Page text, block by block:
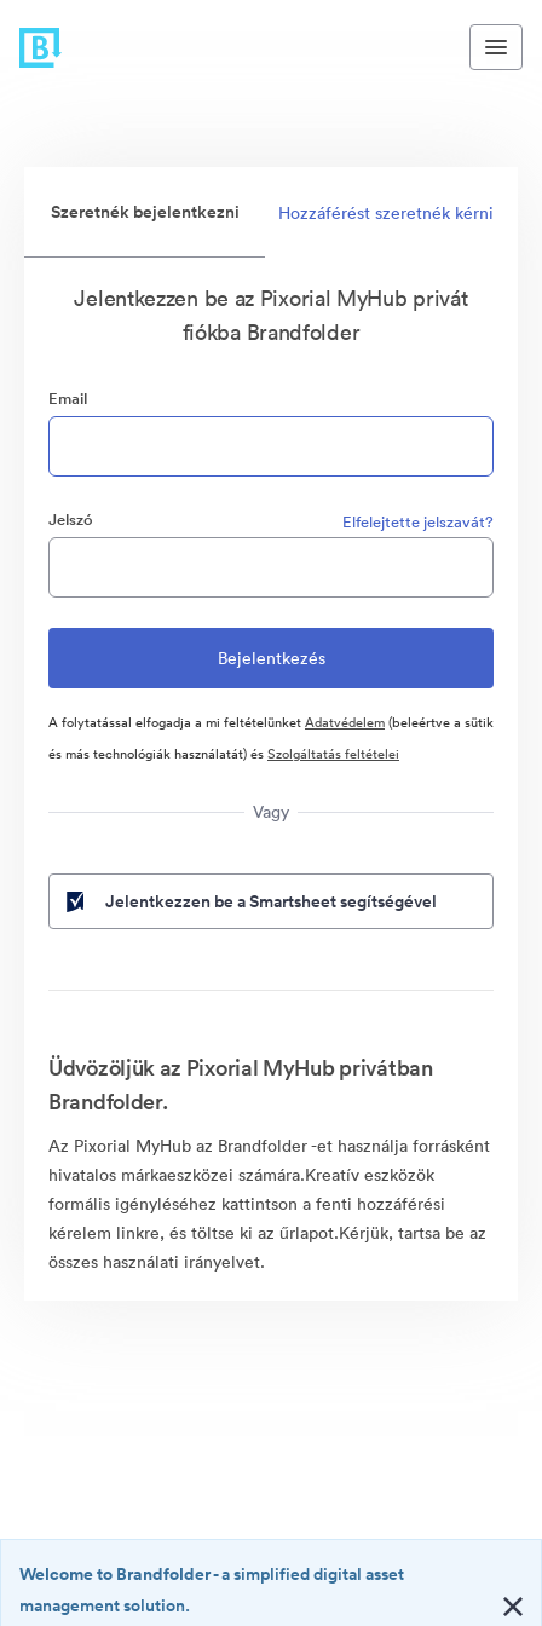
Szeretnék bejelentkezni Hozzáférést szeretnék kérni
Jelentkezzen be az Pixorial MyHub privát
fiókba Brandfolder
Email
Jelszó Elfelejtette jelszavát?
A folytatással elfogadja a mi feltételünketAdatvédelem(beleértve a sütik
és más technológiák használatát) ésSzolgáltatás feltételei
Vagy
Jelentkezzen be a Smartsheet segítségével
Üdvözöljük az Pixorial MyHub privátban
Brandfolder.
Az Pixorial MyHub az Brandfolder -et használja forrásként
hivatalos márkaeszközei számára.Kreatív eszközök
formális igényléséhez kattintson a fenti hozzáférési
kérelem linkre, és töltse ki az űrlapot.Kérjük, tartsa be az
összes használati irányelvet.
Welcome to Brandfolder- a simplified digital asset
management solution.